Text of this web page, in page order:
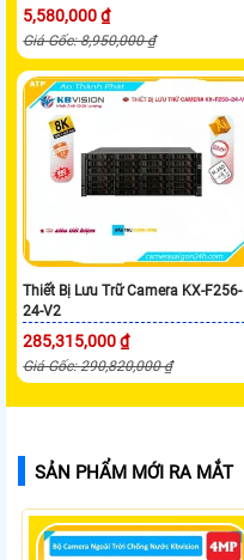
5,580,000 ₫
Giá Gốc: 8,950,000 ₫
Thiết Bị Lưu Trữ Camera KX-F256-
24-V2
285,315,000 ₫
Giá Gốc: 290,820,000 ₫
SẢN PHẨM MỚI RA MẮT